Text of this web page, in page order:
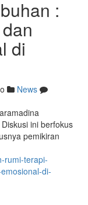
:
di
News
ini berfokus
pemikiran
rumi-terapi-
di-